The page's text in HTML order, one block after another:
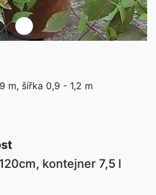
m, šířka 0,9 - 1,2 m
kontejner 7,5 l